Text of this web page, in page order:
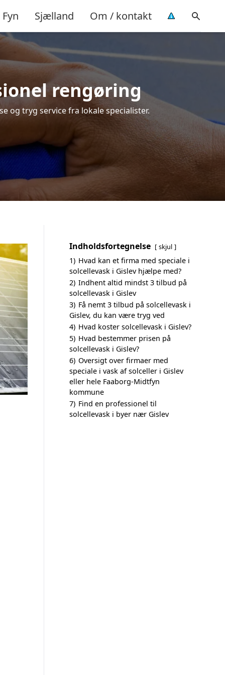
Fyn Sjælland Om / kontakt
rengøring
og tryg service fra lokale specialister.
Indholdsfortegnelse skjul
1) Hvad kan et firma med speciale i
solcellevask i Gislev hjælpe med?
2) Indhent altid mindst 3 tilbud på
solcellevask i Gislev
3) Få nemt 3 tilbud på solcellevask i
Gislev, du kan være tryg ved
4) Hvad koster solcellevask i Gislev?
5) Hvad bestemmer prisen på
solcellevask i Gislev?
6) Oversigt over firmaer med
speciale i vask af solceller i Gislev
eller hele Faaborg-Midtfyn
kommune
7) Find en professionel til
solcellevask i byer nær Gislev